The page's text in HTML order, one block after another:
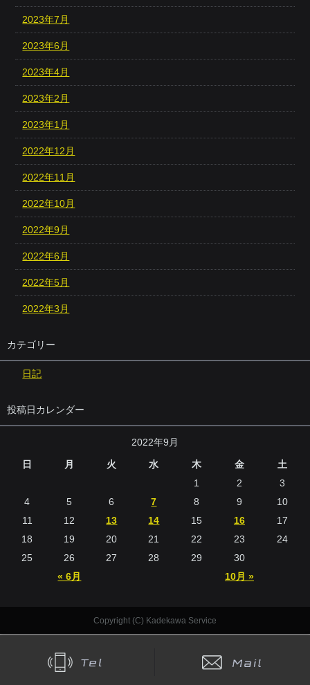
2023年7月
2023年6月
2023年4月
2023年2月
2023年1月
2022年12月
2022年11月
2022年10月
2022年9月
2022年6月
2022年5月
2022年3月
カテゴリー
日記
投稿日カレンダー
2022年9月
日
月 火 水 木 金 土
« 6月 10月 »
1 2
3
4
5 6 7 8 9
10
11
12 13 14 15 16
17
18
19 20 21 22 23
24
25
26 27 28 29 30
Copyright (C) Kadekawa Service